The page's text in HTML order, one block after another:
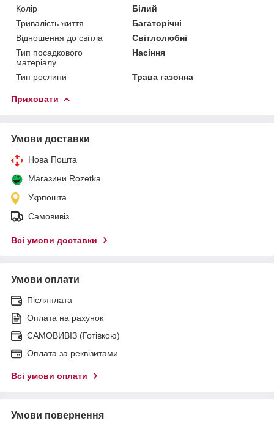
Колір
Білий
Тривалість життя
Багаторічні
Відношення до світла
Світлолюбні
Тип посадкового
матеріалу
Насіння
Тип рослини Трава газонна
Приховати
Умови доставки
Нова Пошта
Магазини Rozetka
Укрпошта
Самовивіз
Всі умови доставки
Умови оплати
Післяплата
Оплата на рахунок
САМОВИВІЗ (Готівкою)
Оплата за реквізитами
Всі умови оплати
Умови повернення